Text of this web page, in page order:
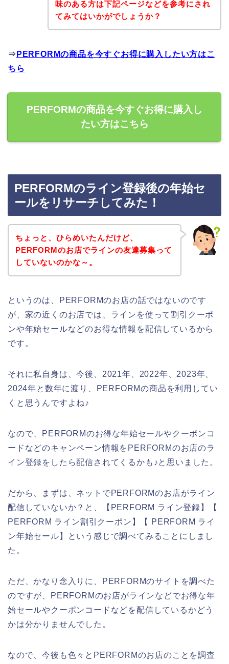
味のある方は下記ページなどを参考にされ
てみてはいかがでしょうか？
⇒ PERFORMの商品を今すぐお得に購入したい方はこ
ちら
PERFORMの商品を今すぐお得に購入し
たい方はこちら
PERFORMのライン登録後の年始セ
ールをリサーチしてみた！
ちょっと、ひらめいたんだけど、
PERFORMのお店でラインの友達募集って
していないのかな～。
というのは、PERFORMのお店の話ではないのです
が、家の近くのお店では、ラインを使って割引クーポ
ンや年始セールなどのお得な情報を配信しているから
です。
それに私自身は、今後、2021年、2022年、2023年、
2024年と数年に渡り、PERFORMの商品を利用してい
くと思うんですよね♪
なので、PERFORMのお得な年始セールやクーポンコ
ードなどのキャンペーン情報をPERFORMのお店のラ
イン登録をしたら配信されてくるかも♪と思いました。
だから、まずは、ネットでPERFORMのお店がライン
配信していないか？と、【PERFORM ライン登録】【
PERFORM ライン割引クーポン】【 PERFORM ライ
ン年始セール】という感じで調べてみることにしまし
た。
ただ、かなり念入りに、PERFORMのサイトを調べた
のですが、PERFORMのお店がラインなどでお得な年
始セールやクーポンコードなどを配信しているかどう
かは分かりませんでした。
なので、今後も色々とPERFORMのお店のことを調査